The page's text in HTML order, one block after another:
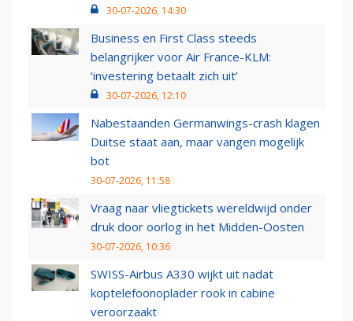
30-07-2026, 14:30
Business en First Class steeds
belangrijker voor Air France-KLM:
‘investering betaalt zich uit’
30-07-2026, 12:10
Nabestaanden Germanwings-crash klagen
Duitse staat aan, maar vangen mogelijk
bot
30-07-2026, 11:58
Vraag naar vliegtickets wereldwijd onder
druk door oorlog in het Midden-Oosten
30-07-2026, 10:36
SWISS-Airbus A330 wijkt uit nadat
koptelefoonoplader rook in cabine
veroorzaakt